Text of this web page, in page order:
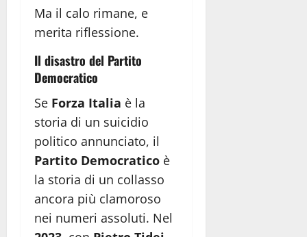
Ma il calo rimane, e
merita riflessione.
Il disastro del Partito
Democratico
Se Forza Italia è la
storia di un suicidio
politico annunciato, il
Partito Democratico è
la storia di un collasso
ancora più clamoroso
nei numeri assoluti. Nel